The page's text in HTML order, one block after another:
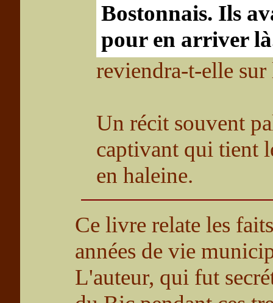
Bostonnais. Ils
pour en arriver
reviendra-t-elle sur
Un récit souvent
captivant qui tient
en haleine.
Ce livre relate les
années de vie
L'auteur, qui fut